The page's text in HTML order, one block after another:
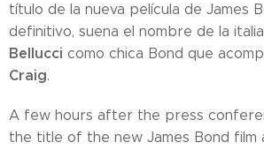
título de la nueva película de James
definitivo, suena el nombre de la
Bellucci como chica Bond que
Craig.
A few hours after the press
the title of the new James Bond film